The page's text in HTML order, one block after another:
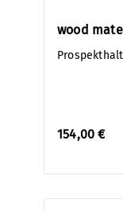
wood
154,00 €